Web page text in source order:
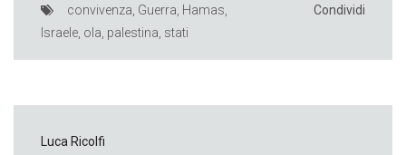
convivenza, Guerra, Hamas,
Israele, ola, palestina, stati
Condividi
Luca Ricolfi